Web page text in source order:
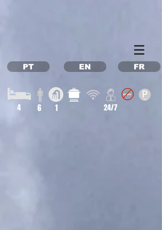
PT EN FR
4 6 1 24/7